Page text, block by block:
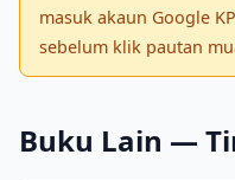
masuk akaun Google
sebelum klik pautan
Buku Lain —